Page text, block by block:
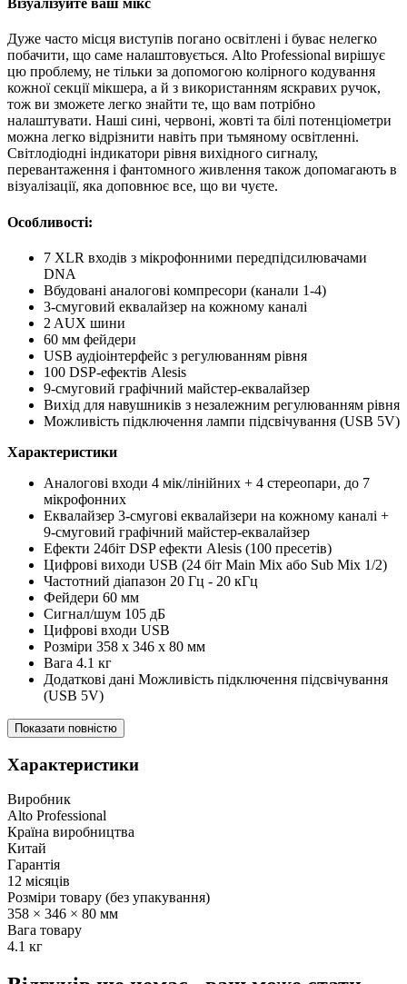
Візуалізуйте ваш мікс
Дуже часто місця виступів погано освітлені і буває нелегко
побачити, що саме налаштовується. Alto Professional вирішує
цю проблему, не тільки за допомогою колірного кодування
кожної секції мікшера, а й з використанням яскравих ручок,
тож ви зможете легко знайти те, що вам потрібно
налаштувати. Наші сині, червоні, жовті та білі потенціометри
можна легко відрізнити навіть при тьмяному освітленні.
Світлодіодні індикатори рівня вихідного сигналу,
перевантаження і фантомного живлення також допомагають в
візуалізації, яка доповнює все, що ви чуєте.
Особливості:
7 XLR входів з мікрофонними передпідсилювачами
DNA
Вбудовані аналогові компресори (канали 1-4)
3-смуговий еквалайзер на кожному каналі
2 AUX шини
60 мм фейдери
USB аудіоінтерфейс з регулюванням рівня
100 DSP-ефектів Alesis
9-смуговий графічний майстер-еквалайзер
Вихід для навушників з незалежним регулюванням рівня
Можливість підключення лампи підсвічування (USB 5V)
Характеристики
Аналогові входи 4 мік/лінійних + 4 стереопари, до 7
мікрофонних
Еквалайзер 3-смугові еквалайзери на кожному каналі +
9-смуговий графічний майстер-еквалайзер
Ефекти 24біт DSP ефекти Alesis (100 пресетів)
Цифрові виходи USB (24 біт Main Mix або Sub Mix 1/2)
Частотний діапазон 20 Гц - 20 кГц
Фейдери 60 мм
Сигнал/шум 105 дБ
Цифрові входи USB
Розміри 358 x 346 x 80 мм
Вага 4.1 кг
Додаткові дані Можливість підключення підсвічування
(USB 5V)
Показати повністю
Характеристики
Виробник
Alto Professional
Країна виробництва
Китай
Гарантія
12 місяців
Розміри товару (без упакування)
358 × 346 × 80 мм
Вага товару
4.1 кг